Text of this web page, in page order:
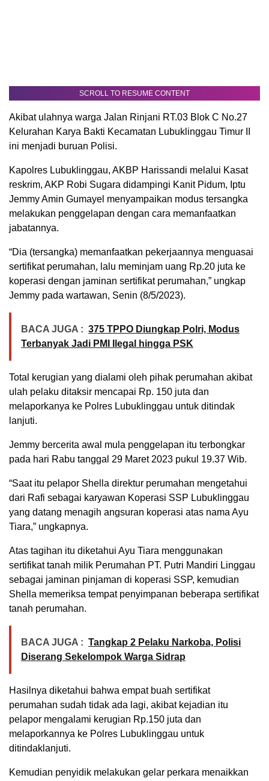
SCROLL TO RESUME CONTENT
Akibat ulahnya warga Jalan Rinjani RT.03 Blok C No.27
Kelurahan Karya Bakti Kecamatan Lubuklinggau Timur II
ini menjadi buruan Polisi.
Kapolres Lubuklinggau, AKBP Harissandi melalui Kasat
reskrim, AKP Robi Sugara didampingi Kanit Pidum, Iptu
Jemmy Amin Gumayel menyampaikan modus tersangka
melakukan penggelapan dengan cara memanfaatkan
jabatannya.
“Dia (tersangka) memanfaatkan pekerjaannya menguasai
sertifikat perumahan, lalu meminjam uang Rp.20 juta ke
koperasi dengan jaminan sertifikat perumahan,” ungkap
Jemmy pada wartawan, Senin (8/5/2023).
BACA JUGA : 375 TPPO Diungkap Polri, Modus
Terbanyak Jadi PMI Ilegal hingga PSK
Total kerugian yang dialami oleh pihak perumahan akibat
ulah pelaku ditaksir mencapai Rp. 150 juta dan
melaporkanya ke Polres Lubuklinggau untuk ditindak
lanjuti.
Jemmy bercerita awal mula penggelapan itu terbongkar
pada hari Rabu tanggal 29 Maret 2023 pukul 19.37 Wib.
“Saat itu pelapor Shella direktur perumahan mengetahui
dari Rafi sebagai karyawan Koperasi SSP Lubuklinggau
yang datang menagih angsuran koperasi atas nama Ayu
Tiara,” ungkapnya.
Atas tagihan itu diketahui Ayu Tiara menggunakan
sertifikat tanah milik Perumahan PT. Putri Mandiri Linggau
sebagai jaminan pinjaman di koperasi SSP, kemudian
Shella memeriksa tempat penyimpanan beberapa sertifikat
tanah perumahan.
BACA JUGA : Tangkap 2 Pelaku Narkoba, Polisi
Diserang Sekelompok Warga Sidrap
Hasilnya diketahui bahwa empat buah sertifikat
perumahan sudah tidak ada lagi, akibat kejadian itu
pelapor mengalami kerugian Rp.150 juta dan
melaporkannya ke Polres Lubuklinggau untuk
ditindaklanjuti.
Kemudian penyidik melakukan gelar perkara menaikkan